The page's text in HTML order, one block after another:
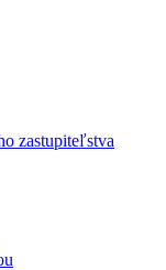
zastupiteľstva